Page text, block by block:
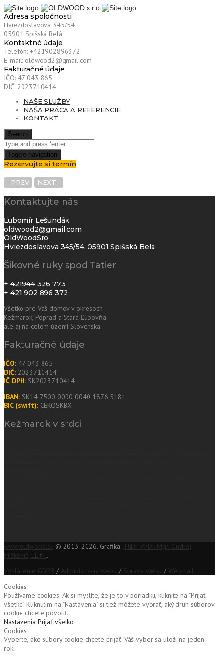
Adresa spoločnosti
Hviezdoslavova 345/54
05901 Spišská Belá
Kontaktné údaje
Telefón: +421902896372
E-mail: oldwood2@gmail.com
Fakturačné údaje
IČO: 47 043 865
DIČ: 2023710414
NAŠE SLUŽBY
NAŠA PRÁCA A REFERENCIE
KONTAKT
Search
Toggle navigation
Rezervujte si termín
PREV NEXT
Kontaktujte nás
Ľubomír Lešundák
oldwood2@gmail.com
OldWoodSro
Hviezdoslavova 345/54, 05901 Spišská Belá
Šikovné ruky spod Tatier
+ 421944 326 773
+ 421 902 896 372
Všetko pre Váš domov v okresoch
Kežmarok, Poprad a Stará Ľubovňa
ale aj na celom území Slovenska.
Fakturačné údaje
IČO: 47 043 865
DIČ: 2023710414
IČ DPH: SK2023710414
IBAN: SK14 7500 0000 0040 1876 5181
BIC (swift): CEKOSKBX
Kežmarok v srdci
www.oldwood.sk © 2013-2026. Grafika: ThDr. PhDr. Mgr. Ondrej
Miškovič, LL.M. .
Vyhlásenie GDPR / Administrácia webu / Správa webu / Webmail
Cookies
Používame cookies. Ak si myslíte, že je to v poriadku, kliknite na "Prijať
všetko". Kliknutím na "Nastavenia" si tiež môžete vybrať, aký druh súborov
cookie chcete povoliť.
Nastavenia Prijať všetko
Cookies
Vyberte, aké súbory cookie chcete prijať. Váš výber sa uloží na jeden
rok.